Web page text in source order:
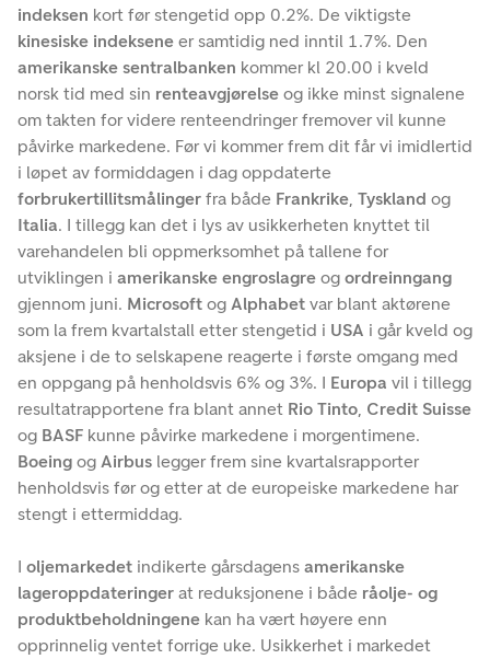
indeksen kort før stengetid opp 0.2%. De viktigste
kinesiske indeksene er samtidig ned inntil 1.7%. Den
amerikanske sentralbanken kommer kl 20.00 i kveld
norsk tid med sin renteavgjørelse og ikke minst signalene
om takten for videre renteendringer fremover vil kunne
påvirke markedene. Før vi kommer frem dit får vi imidlertid
i løpet av formiddagen i dag oppdaterte
forbrukertillitsmålinger fra både Frankrike Tyskland og
Italia. I tillegg kan det i lys av usikkerheten knyttet til
varehandelen bli oppmerksomhet på tallene for
utviklingen i amerikanske engroslagre og ordreinngang
gjennom juni. Microsoft og Alphabet var blant aktørene
som la frem kvartalstall etter stengetid i USA i går kveld og
aksjene i de to selskapene reagerte i første omgang med
en oppgang på henholdsvis 6% og 3%. I Europa vil i tillegg
resultatrapportene fra blant annet Rio Tinto Credit Suisse
og BASF kunne påvirke markedene i morgentimene.
Boeing og Airbus legger frem sine kvartalsrapporter
henholdsvis før og etter at de europeiske markedene har
stengt i ettermiddag.
I oljemarkedet indikerte gårsdagens amerikanske
lageroppdateringer at reduksjonene i både råolje- og
produktbeholdningene kan ha vært høyere enn
opprinnelig ventet forrige uke. Usikkerhet i markedet